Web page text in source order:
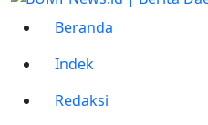
Beranda
Indek
Redaksi